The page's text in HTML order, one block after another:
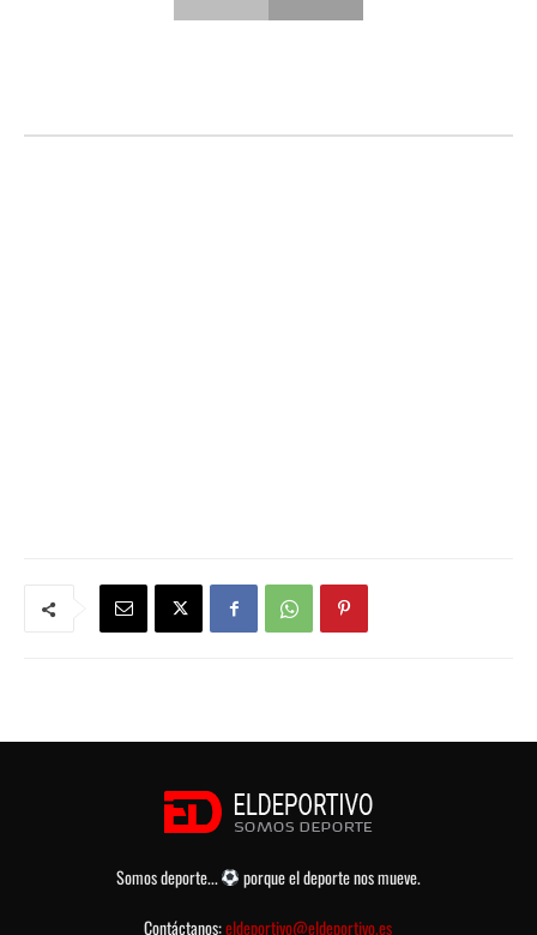
Somos deporte...
porque el deporte nos mueve.
Contáctanos:eldeportivo@eldeportivo.es